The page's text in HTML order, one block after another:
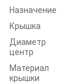
Назначение
Крышка
Диаметр
центр
Материал
крышки